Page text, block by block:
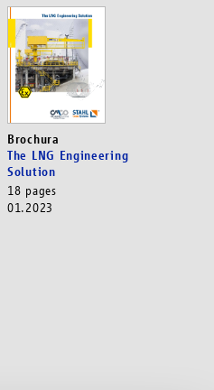
Brochura
The LNG Engineering
Solution
18 pages
01.2023